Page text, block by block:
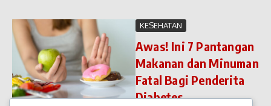
KESEHATAN
Awas! Ini 7 Pantangan
Makanan dan Minuman
Fatal Bagi Penderita
Diabetes